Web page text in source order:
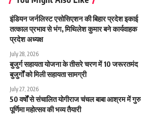
इंडियन जर्नलिस्ट एसोसिएशन की बिहार प्रदेश इकाई
तत्काल प्रभाव से भंग, मिथिलेश कुमार बने कार्यवाहक
प्रदेश अध्यक्ष
July 28, 2026
बुजुर्ग सहायता योजना के तीसरे चरण में 10 जरूरतमंद
बुजुर्गों को मिली सहायता सामग्री
July 27, 2026
50 वर्षों से संचालित योगीराज चंचल बाबा आश्रम में गुरु
पूर्णिमा महोत्सव की भव्य तैयारी